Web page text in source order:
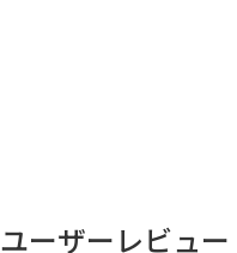
ユーザーレビュー